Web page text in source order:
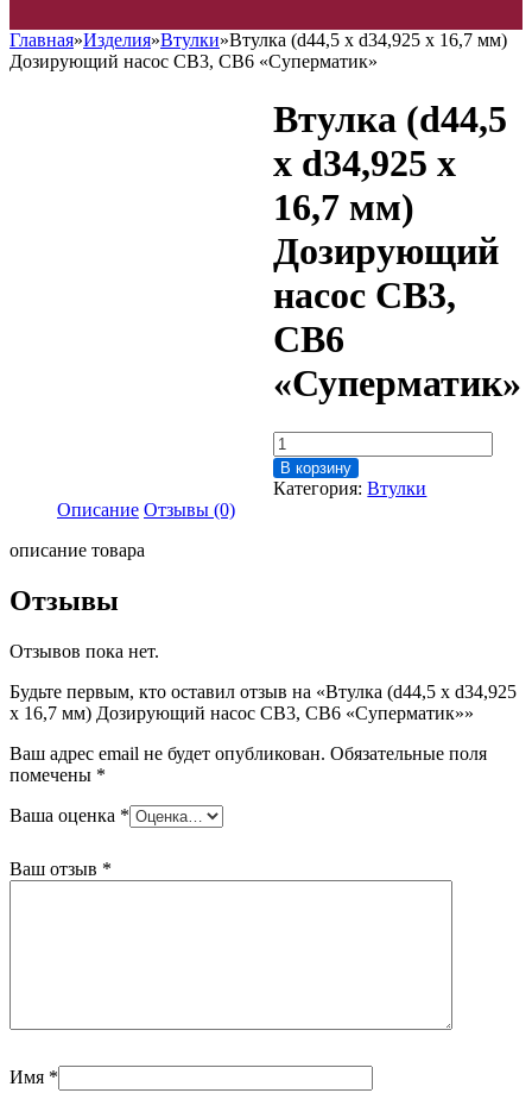
Главная»Изделия»Втулки»Втулка (d44,5 x d34,925 x 16,7 мм)
Дозирующий насос CB3, CB6 «Суперматик»
Втулка (d44,5
x d34,925 x
16,7 мм)
Дозирующий
насос CB3,
CB6
«Суперматик»
Количество
товара
Втулка
CB6
"Суперматик"
В корзину
Категория:Втулки
Описание Отзывы (0)
описание товара
Отзывы
Отзывов пока нет.
Будьте первым, кто оставил отзыв на «Втулка (d44,5 x d34,925
x 16,7 мм) Дозирующий насос CB3, CB6 «Суперматик»»
Ваш адрес email не будет опубликован. Обязательные поля
помечены *
Ваша оценка *
Ваш отзыв *
Имя *